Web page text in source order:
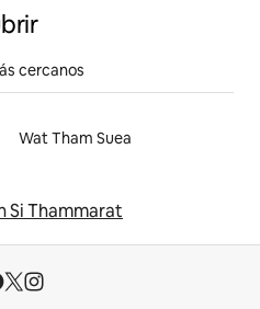
cercanos
Wat Tham Suea
Si Thammarat